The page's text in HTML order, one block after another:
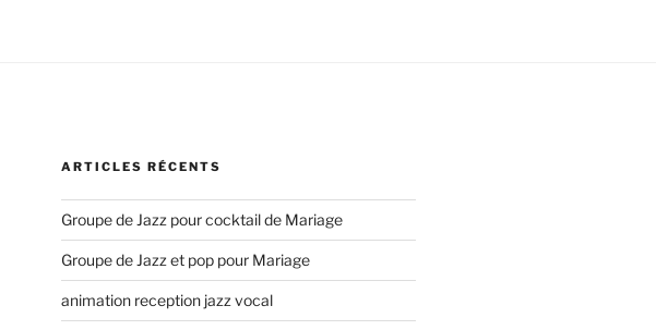
ARTICLES RÉCENTS
Groupe de Jazz pour cocktail de Mariage
Groupe de Jazz et pop pour Mariage
animation reception jazz vocal